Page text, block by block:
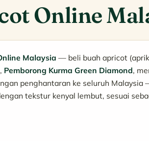
Online
Malaysia — beli buah apricot
Pemborong Kurma Green Diamond,
penghantaran ke seluruh
tekstur kenyal lembut, sesuai